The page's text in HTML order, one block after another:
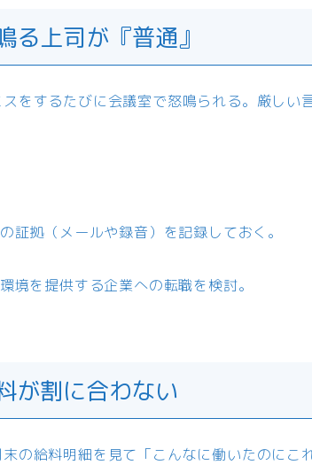
る上司が『普通』
をするたびに会議室で怒鳴られる。厳しい
証拠（メールや録音）を記録しておく。
境を提供する企業への転職を検討。
が割に合わない
の給料明細を見て「こんなに働いたのにこ